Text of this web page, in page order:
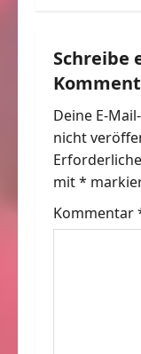
a
g
s
n
a
v
Schreibe
Deine E-
nicht
mit*
Kommentar